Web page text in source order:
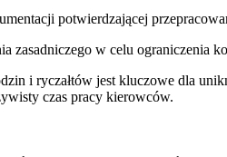
potwierdzającej
zasadniczego w celu ograniczenia
i ryczałtów jest kluczowe dla
czas pracy kierowców.